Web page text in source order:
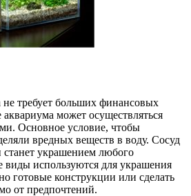
требует больших финансовых
может осуществляться
Основное условие, чтобы
вредных веществ в воду. Сосуд
украшением любого
виды используются для украшения
готовые конструкции или сделать
от предпочтений.